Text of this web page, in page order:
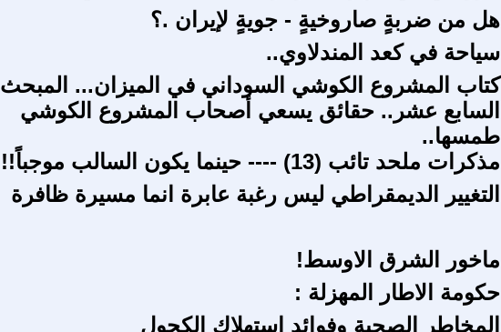
هل من ضربةٍ صاروخيةٍ - جويةٍ لإيران .؟
سياحة في كعد المندلاوي..
كتاب المشروع الكوشي السوداني في الميزان... المبحث
السابع عشر.. حقائق يسعي أصحاب المشروع الكوشي
طمسها..
مذكرات ملحد تائب (13) ---- حينما يكون السالب موجباً!!!
التغيير الديمقراطي ليس رغبة عابرة انما مسيرة ظافرة
ماخور الشرق الاوسط!
حكومة الاطار المهزلة :
المخاطر الصحية وفوائد استهلاك الكحول